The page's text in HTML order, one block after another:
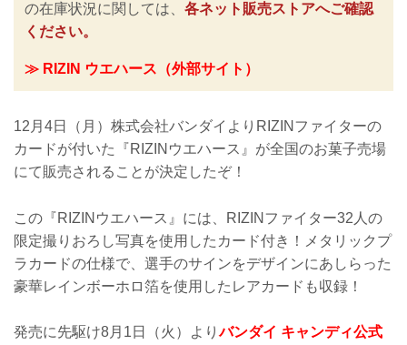
の在庫状況に関しては、 各ネット販売ストアへご確認
ください。
≫ RIZIN ウエハース（外部サイト）
12月4日（月）株式会社バンダイよりRIZINファイターの
カードが付いた『RIZINウエハース』が全国のお菓子売場
にて販売されることが決定したぞ！
この『RIZINウエハース』には、RIZINファイター32人の
限定撮りおろし写真を使用したカード付き！メタリックプ
ラカードの仕様で、選手のサインをデザインにあしらった
豪華レインボーホロ箔を使用したレアカードも収録！
発売に先駆け8月1日（火）よりバンダイ キャンディ公式